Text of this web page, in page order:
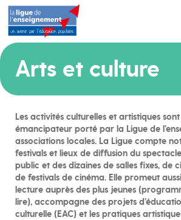
Arts et culture
Les activités culturelles et artistiques
émancipateur porté par la Ligue de
associations locales. La Ligue compte
festivals et lieux de diffusion du
public et des dizaines de salles fixes, de
de festivals de cinéma. Elle promeut
lecture auprès des plus jeunes
lire), accompagne des projets
culturelle (EAC) et les pratiques